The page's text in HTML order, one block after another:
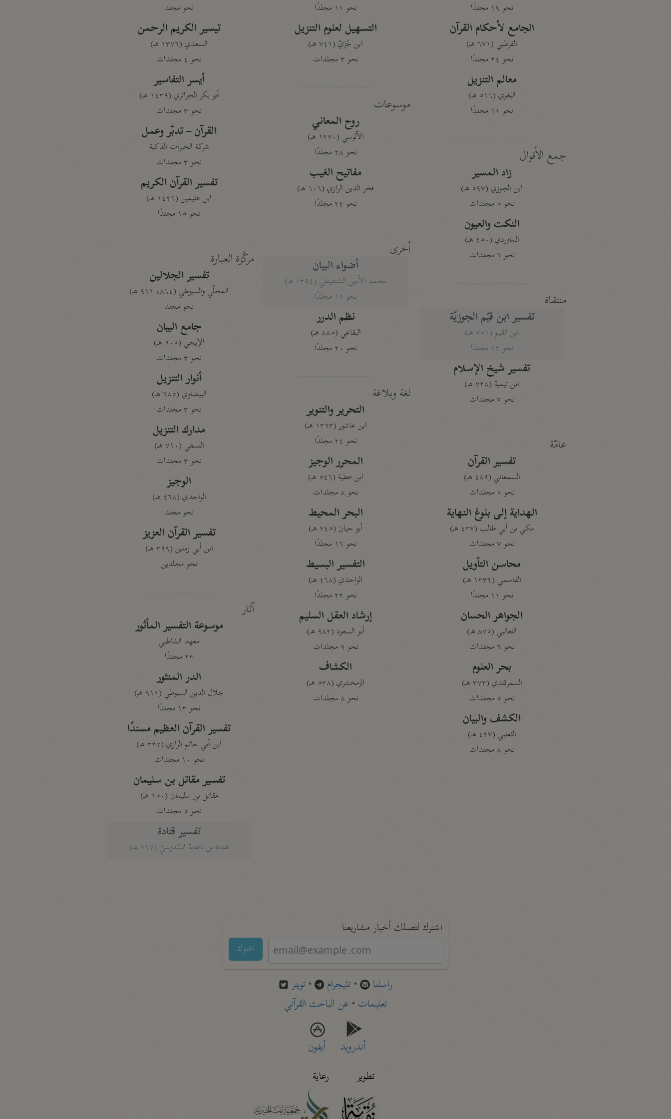
نحو ١٩ مجلدًا
الجامع لأحكام القرآن
القرطبي (٦٧١ هـ)
نحو ٢٤ مجلدًا
معالم التنزيل
البغوي (٥١٦ هـ)
نحو ١١ مجلدًا
جمع الأقوال
زاد المسير
ابن الجوزي (٥٩٧ هـ)
نحو ٥ مجلدات
النكت والعيون
الماوردي (٤٥٠ هـ)
نحو ٦ مجلدات
منتقاة
تفسير ابن قيّم الجوزيّة
ابن القيم (٧٥١ هـ)
نحو ١٢ مجلدًا
تفسير شيخ الإسلام
ابن تيمية (٧٢٨ هـ)
نحو ٧ مجلدات
عامّة
تفسير القرآن
السمعاني (٤٨٩ هـ)
نحو ٥ مجلدات
الهداية إلى بلوغ النهاية
مكي بن أبي طالب (٤٣٧ هـ)
نحو ٧ مجلدات
محاسن التأويل
القاسمي (١٣٣٢ هـ)
نحو ١١ مجلدًا
الجواهر الحسان
الثعالبي (٨٧٥ هـ)
نحو ٦ مجلدات
بحر العلوم
السمرقندي (٣٧٣ هـ)
نحو ٥ مجلدات
الكشف والبيان
الثعلبي (٤٢٧ هـ)
نحو ٨ مجلدات
نحو ١١ مجلدًا
التسهيل لعلوم التنزيل
ابن جُزَيّ (٧٤١ هـ)
نحو ٣ مجلدات
موسوعات
روح المعاني
الآلوسي (١٢٧٠ هـ)
نحو ٢٨ مجلدًا
مفاتيح الغيب
فخر الدين الرازي (٦٠٦ هـ)
نحو ٢٤ مجلدًا
أخرى
أضواء البيان
محمد الأمين الشنقيطي (١٣٩٤ هـ)
نحو ١١ مجلدًا
نظم الدرر
البقاعي (٨٨٥ هـ)
نحو ٢٠ مجلدًا
لغة وبلاغة
التحرير والتنوير
ابن عاشور (١٣٩٣ هـ)
نحو ٢٤ مجلدًا
المحرر الوجيز
ابن عطية (٥٤٦ هـ)
نحو ٨ مجلدات
البحر المحيط
أبو حيان (٧٤٥ هـ)
نحو ١٦ مجلدًا
التفسير البسيط
الواحدي (٤٦٨ هـ)
نحو ٢٢ مجلدًا
إرشاد العقل السليم
أبو السعود (٩٨٢ هـ)
نحو ٩ مجلدات
الكشاف
الزمخشري (٥٣٨ هـ)
نحو ٨ مجلدات
نحو مجلد
تيسير الكريم الرحمن
السعدي (١٣٧٦ هـ)
نحو ٤ مجلدات
أيسر التفاسير
أبو بكر الجزائري (١٤٣٩ هـ)
نحو ٣ مجلدات
القرآن – تدبّر وعمل
شركة الخبرات الذكية
نحو ٣ مجلدات
تفسير القرآن الكريم
ابن عثيمين (١٤٢١ هـ)
نحو ١٥ مجلدًا
مركَّزة العبارة
تفسير الجلالين
المحلّي والسيوطي (٨٦٤، ٩١١ هـ)
نحو مجلد
جامع البيان
الإيجي (٩٠٥ هـ)
نحو ٣ مجلدات
أنوار التنزيل
البيضاوي (٦٨٥ هـ)
نحو ٣ مجلدات
مدارك التنزيل
النسفي (٧١٠ هـ)
نحو ٣ مجلدات
الوجيز
الواحدي (٤٦٨ هـ)
نحو مجلد
تفسير القرآن العزيز
ابن أبي زمنين (٣٩٩ هـ)
نحو مجلدين
آثار
موسوعة التفسير المأثور
معهد الشاطبي
٢٣ مجلدًا
الدر المنثور
جلال الدين السيوطي (٩١١ هـ)
نحو ١٣ مجلدًا
تفسير القرآن العظيم مسندًا
ابن أبي حاتم الرازي (٣٢٧ هـ)
نحو ١٠ مجلدات
تفسير مقاتل بن سليمان
مقاتل بن سليمان (١٥٠ هـ)
نحو ٥ مجلدات
تفسير قتادة
قتادة بن دعامة السّدوسيّ (١١٧ هـ)
اشترك لتصلك أخبار مشاريعنا
اشترك
راسلنا • تليجرام • تويتر
تعليمات• عن الباحث القرآني
أندرويد
أيفون
تطوير
رعاية